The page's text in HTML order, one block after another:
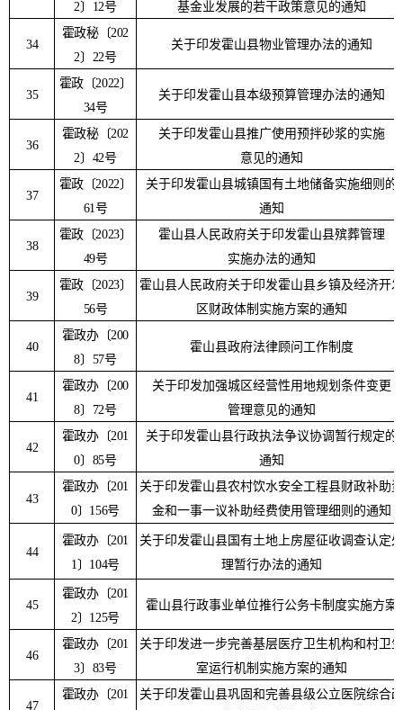
2〕 12号 基金业发展的若干政策意见的通知
34
霍政秘〔202
2〕 22号
关于印发霍山县物业管理办法的通知
35
霍政〔2022〕
34号
关于印发霍山县本级预算管理办法的通知
36
霍政秘〔202
2〕 42号
关于印发霍山县推广使用预拌砂浆的实施
意见的通知
37
霍政〔2022〕
61号
关于印发霍山县城镇国有土地储备实施细则的
通知
38
霍政〔2023〕
49号
霍山县人民政府关于印发霍山县殡葬管理
实施办法的通知
39
霍政〔2023〕
56号
霍山县人民政府关于印发霍山县乡镇及经济开发
区财政体制实施方案的通知
40
霍政办〔200
8〕 57号
霍山县政府法律顾问工作制度
41
霍政办〔200
8〕 72号
关于印发加强城区经营性用地规划条件变更
管理意见的通知
42
霍政办〔201
0〕 85号
关于印发霍山县行政执法争议协调暂行规定的
通知
43
霍政办〔201
0〕 156号
关于印发霍山县农村饮水安全工程县财政补助资
金和一事一议补助经费使用管理细则的通知
44
霍政办〔201
1 〕 104号
关于印发霍山县国有土地上房屋征收调查认定处
理暂行办法的通知
45
霍政办〔201
2〕 125号
霍山县行政事业单位推行公务卡制度实施方案
46
霍政办〔201
3〕 83号
关于印发进一步完善基层医疗卫生机构和村卫生
室运行机制实施方案的通知
47
霍政办〔201
关于印发霍山县巩固和完善县级公立医院综合改